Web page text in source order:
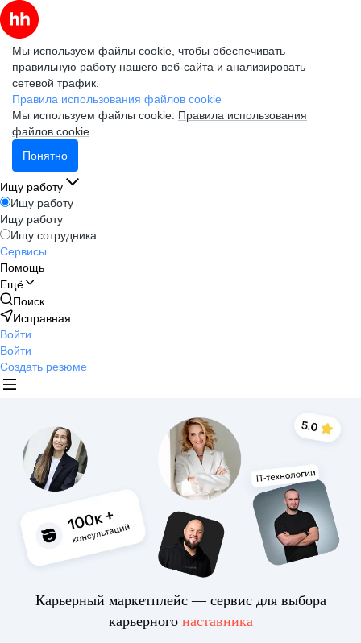
Мы используем файлы cookie, чтобы обеспечивать
правильную работу нашего веб-сайта и анализировать
сетевой трафик.
Правила использования файлов cookie
Мы используем файлы cookie. Правила использования
файлов cookie
Понятно
Ищу работу
Ищу работу
Ищу работу
Ищу сотрудника
Сервисы
Помощь
Ещё
Поиск
Исправная
Войти
Войти
Создать резюме
Карьерный маркетплейс — сервис для выбора
карьерного наставника